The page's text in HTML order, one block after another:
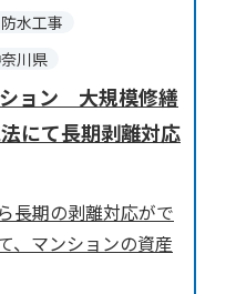
防水工事
川県
ョン 大規模修繕
にて長期剥離対応
長期の剥離対応がで
、マンションの資産